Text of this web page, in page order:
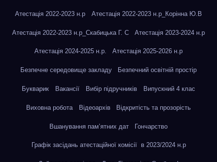
Атестація 2022-2023 н.р Атестація 2022-2023 н.р_Корінна Ю.В
Атестація 2022-2023 н.р_Скабицька Г. С Атестація 2023-2024 н.р
Атестація 2024-2025 н.р. Атестація 2025-2026 н.р
Безпечне середовище закладу Безпечний освітній простір
Букварик Вакансії Вибір підручників Випускний 4 клас
Виховна робота Відеоархів Відкритість та прозорість
Вшанування пам’ятних дат Гончарство
Графік засідань атестаційної комісії в 2023/2024 н.р